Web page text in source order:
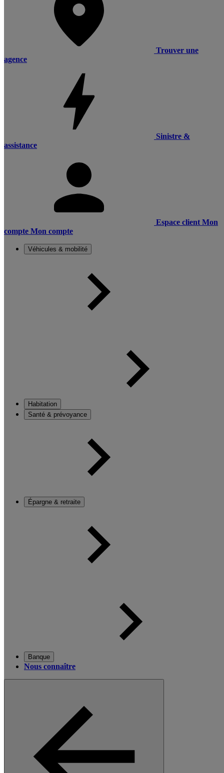
Trouver une
agence
Sinistre &
assistance
Espace client Mon
compte Mon compte
Véhicules & mobilité
Habitation
Santé & prévoyance
Épargne & retraite
Banque
Nous connaître